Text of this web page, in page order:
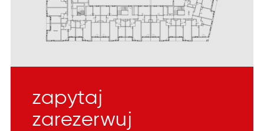
zapytaj
zarezerwuj